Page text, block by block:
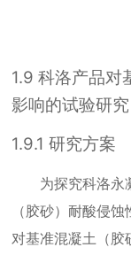
1.9科洛产品对
影响的试验研究
1.9.1研究方案
为探究科洛永
（胶砂）耐酸侵
对基准混凝土（胶